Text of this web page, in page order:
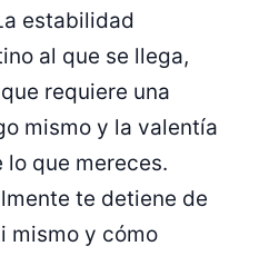
estabilidad
al que se llega,
requiere una
mismo y la valentía
lo que mereces.
te detiene de
mismo y cómo